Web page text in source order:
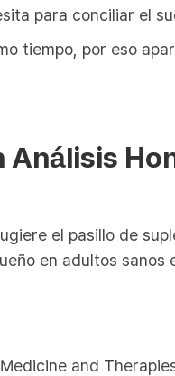
para conciliar el
tiempo, por eso
Análisis
el pasillo de
en adultos sanos
and